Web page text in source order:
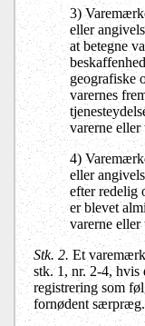
3)
eller
at betegne
geografiske
varernes
varerne eller
4)
eller
efter redelig
er blevet
varerne eller
Stk. 2. Et
stk. 1, nr. 2-4, hvis
registrering som
fornødent særpræg.